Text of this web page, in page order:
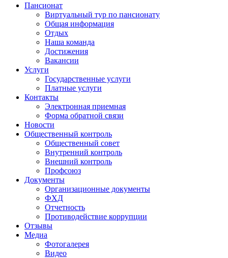
Пансионат
Виртуальный тур по пансионату
Общая информация
Отдых
Наша команда
Достижения
Вакансии
Услуги
Государственные услуги
Платные услуги
Контакты
Электронная приемная
Форма обратной связи
Новости
Общественный контроль
Общественный совет
Внутренний контроль
Внешний контроль
Профсоюз
Документы
Организационные документы
ФХД
Отчетность
Противодействие коррупции
Отзывы
Медиа
Фотогалерея
Видео